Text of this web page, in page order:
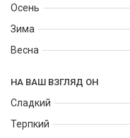
Осень
Зима
Весна
НА ВАШ ВЗГЛЯД ОН
Сладкий
Терпкий